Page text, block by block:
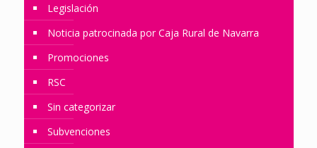
Legislación
Noticia patrocinada por Caja Rural de Navarra
Promociones
RSC
Sin categorizar
Subvenciones